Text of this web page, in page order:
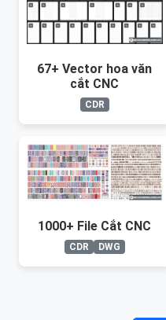
67+ Vector hoa văn
cắt CNC
CDR
1000+ File Cắt CNC
CDR DWG